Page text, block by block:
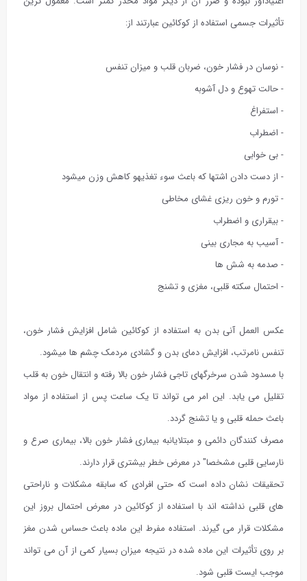
تأثیرات جسمی استفاده از کوکائین عبارتند از:
- نوسان در فشار خون، ضربان قلب و میزان تنفس
- حالت تهوع و دل آشوبه
- استفراغ
- اضطراب
- بی خوابی
- از دست دادن اشتها که باعث سوء تغذیهو کاهش وزن میشود
- تورم و خون ریزی غشای مخاطی
- بیقراری و اضطراب
- آسیب به مجاری بینی
- صدمه به شش ها
- احتمال سکته قلبی، مغزی و تشنج
عکس العمل آنی بدن به استفاده از کوکائین شامل افزایش فشار خون،
تنفس نامرتب، افزایش دمای بدن و گشادی مردمک چشم ها میشود.
با مسدود شدن سرخرگهای تاجی فشار خون بالا رفته و انتقال خون به قلب
تقلیل می یابد. این امر می تواند تا یک ساعت پس از استفاده از مواد
باعث حمله قلبی و یا تشنج گردد.
مصرف کنندگان دائمی و مبتلایانبه بیماری فشار خون بالا، بیماری صرع و
نارسایی قلبی مشخصا" در معرض خطر بیشتری قرار دارند.
تحقیقات نشان داده است که حتی افرادی که سابقه مشکلات و ناراحتی
های قلبی نداشته اند با استفاده از کوکائین در معرض احتمال بروز این
مشکلات قرار می گیرند. استفاده مفرط این ماده باعث حساس شدن مغز
بر روی تأثیرات این ماده شده در نتیجه میزان بسیار کمی از آن می تواند
موجب ایست قلبی شود.